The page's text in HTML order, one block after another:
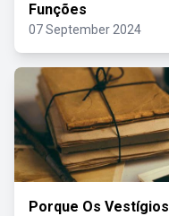
Funções
07 September 2024
Porque Os Vestígios